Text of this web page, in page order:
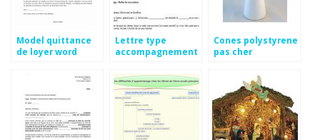
Model quittance
de loyer word
Lettre type
accompagnement
Cones polystyrene
pas cher